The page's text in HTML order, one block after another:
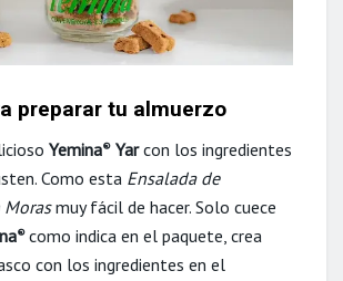
preparar tu almuerzo
Yemina® Yarcon los ingredientes
Como esta Ensalada de
muy fácil de hacer. Solo cuece
® como indica en el paquete, crea
con los ingredientes en el